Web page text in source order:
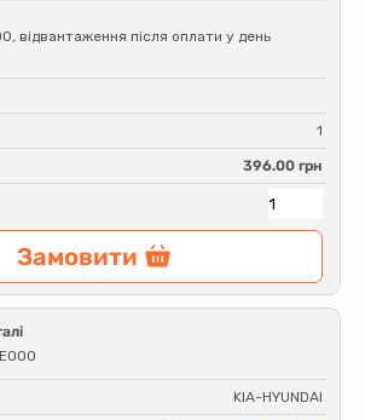
відвантаження після оплати у день
1
396.00 грн
Замовити
KIA-HYUNDAI